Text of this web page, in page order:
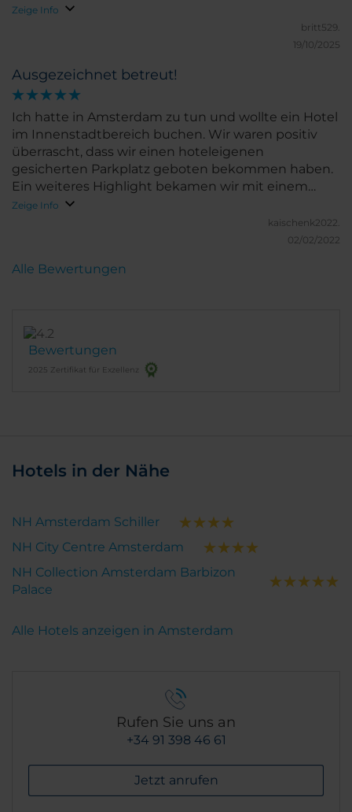
schönes Begrüßungsgeschenk, was nach der
anstrengenden Anreise (Stau in Deutschland;) für
Freude gesorgt hat. Das Bett war sehr bequem und
am Wochenende steht das Frühstücksbuffet
außerdem schön lange zur Verfügung.
Hervorzuheben ist außerdem noch der hoteleigene
(kostenpflichtige) Parkplatz, direkt vor der Haustür-
in größeren Städten keine Selbstverständlichkeit.
Die Mitarbeitenden waren alle sehr freundlich. Wie
würden definitiv wieder dort übernachten!
Zeige Info
britt529.
19/10/2025
Ausgezeichnet betreut!
Ich hatte in Amsterdam zu tun und wollte ein Hotel
im Innenstadtbereich buchen. Wir waren positiv
überrascht, dass wir einen hoteleigenen
gesicherten Parkplatz geboten bekommen haben.
Ein weiteres Highlight bekamen wir mit einem
Upgrade für ein Superior Zimmer welches das Hotel
uns präsentierte. Wir waren sehr zufrieden!
Zeige Info
kaischenk2022.
02/02/2022
Bewertungen
2025 Zertifikat für Exzellenz
Alle Bewertungen
Hotels in der Nähe
NH Amsterdam Schiller
NH City Centre Amsterdam
NH Collection Amsterdam Barbizon
Palace
Alle Hotels anzeigen in Amsterdam
Rufen Sie uns an
+34 91 398 46 61
Jetzt anrufen